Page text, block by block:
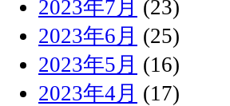
2023年7月 (23)
2023年6月 (25)
2023年5月 (16)
2023年4月 (17)